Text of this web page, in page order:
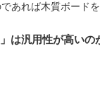
あれば木質ボードを
は汎用性が高いの